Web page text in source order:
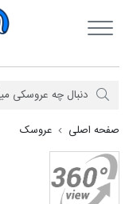
صفحه اصلی عروسک
یونیکو اسب عروسکی بالدار